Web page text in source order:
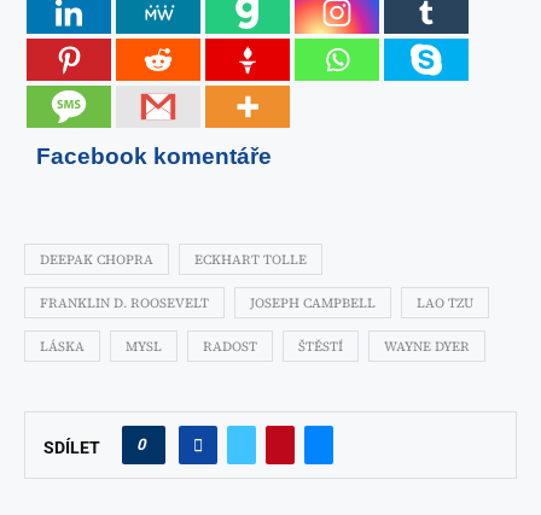
Facebook komentáře
DEEPAK CHOPRA ECKHART TOLLE
FRANKLIN D. ROOSEVELT JOSEPH CAMPBELL LAO TZU
LÁSKA MYSL RADOST ŠTĚSTÍ WAYNE DYER
SDÍLET 0